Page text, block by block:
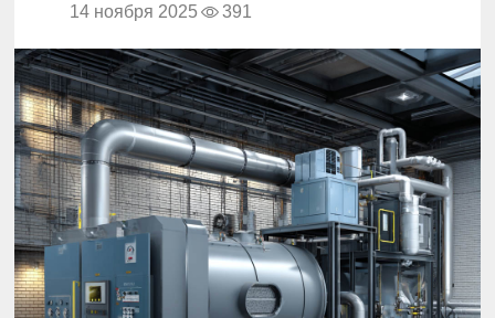
14 ноября 2025 391